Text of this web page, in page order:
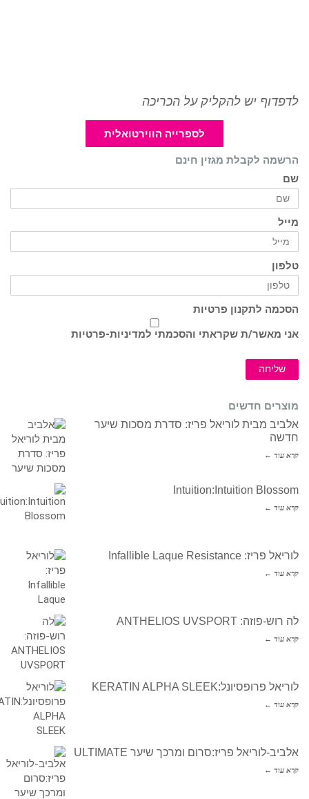
לדפדוף יש להקליק על הכריכה
לספרייה הווירטואלית
הרשמה לקבלת מגזין חינם
שם
מייל
טלפון
הסכמה לתקנון פרטיות
אני מאשר/ת שקראתי והסכמתי למדיניות-פרטיות
שליחה
מוצרים חדשים
אלביב מבית לוריאל פריז: סדרת מסכות שיער
חדשה
קרא עוד ←
Intuition:Intuition Blossom
קרא עוד ←
לוריאל פריז: Infallible Laque Resistance
קרא עוד ←
לה רוש-פוזה: ANTHELIOS UVSPORT
קרא עוד ←
לוריאל פרופסיונל:KERATIN ALPHA SLEEK
קרא עוד ←
אלביב-לוריאל פריז:סרום ומרכך שיער ULTIMATE
קרא עוד ←